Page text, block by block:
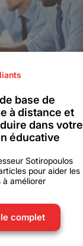
base de
à distance et
dans votre
éducative
Sotiropoulos
pour aider les
améliorer
complet